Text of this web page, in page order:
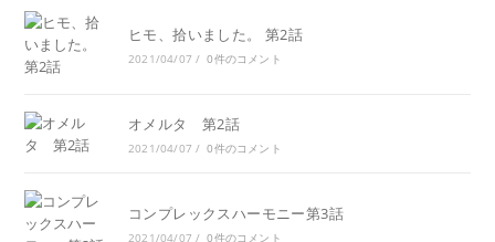
ヒモ、拾いました。 第2話
2021/04/07 / 0件のコメント
オメルタ 第2話
2021/04/07 / 0件のコメント
コンプレックスハーモニー第3話
2021/04/07 / 0件のコメント